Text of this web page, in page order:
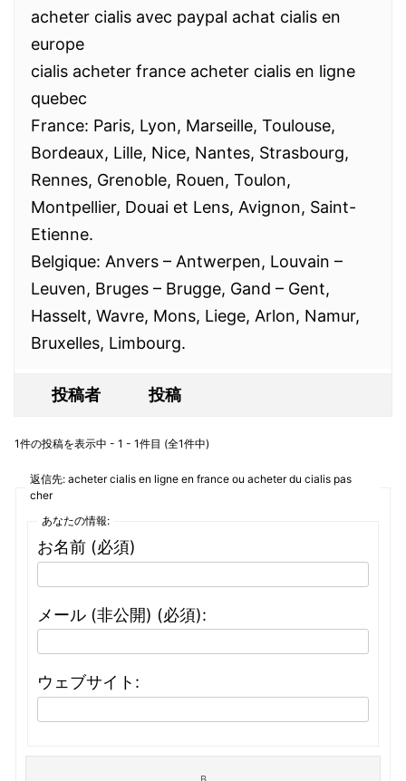
acheter cialis avec paypal achat cialis en
europe
cialis acheter france acheter cialis en ligne
quebec
France: Paris, Lyon, Marseille, Toulouse,
Bordeaux, Lille, Nice, Nantes, Strasbourg,
Rennes, Grenoble, Rouen, Toulon,
Montpellier, Douai et Lens, Avignon, Saint-
Etienne.
Belgique: Anvers – Antwerpen, Louvain –
Leuven, Bruges – Brugge, Gand – Gent,
Hasselt, Wavre, Mons, Liege, Arlon, Namur,
Bruxelles, Limbourg.
投稿者 投稿
1件の投稿を表示中 - 1 - 1件目 (全1件中)
返信先: acheter cialis en ligne en france ou acheter du cialis pas
cher
あなたの情報:
お名前 (必須)
メール (非公開) (必須):
ウェブサイト: